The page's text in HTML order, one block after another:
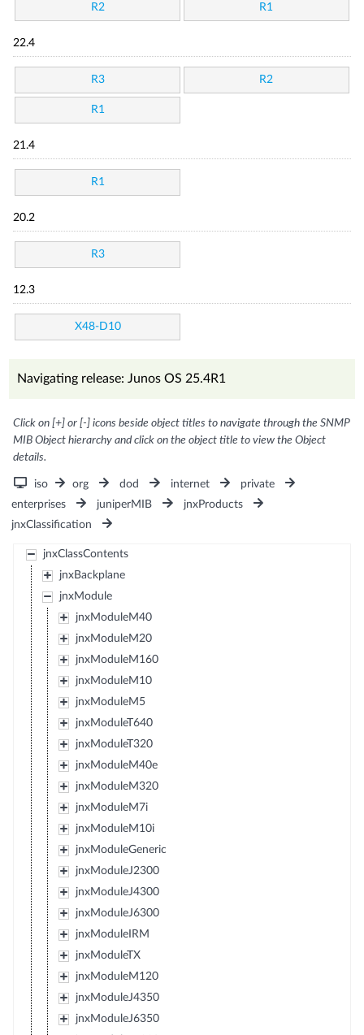
R2 R1
22.4
R3 R2
R1
21.4
R1
20.2
R3
12.3
X48-D10
Navigating release: Junos OS 25.4R1
Click on [+] or [-] icons beside object titles to navigate through the SNMP
MIB Object hierarchy and click on the object title to view the Object
details.
iso org dod internet
private
enterprises
juniperMIB
jnxProducts
jnxClassification
jnxClassContents
jnxBackplane
jnxModule
jnxModuleM40
jnxModuleM20
jnxModuleM160
jnxModuleM10
jnxModuleM5
jnxModuleT640
jnxModuleT320
jnxModuleM40e
jnxModuleM320
jnxModuleM7i
jnxModuleM10i
jnxModuleGeneric
jnxModuleJ2300
jnxModuleJ4300
jnxModuleJ6300
jnxModuleIRM
jnxModuleTX
jnxModuleM120
jnxModuleJ4350
jnxModuleJ6350